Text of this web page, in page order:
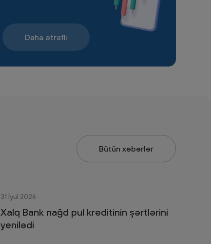
Daha ətraflı
Bütün xəbərlər
31 İyul 2026
Xalq Bank nağd pul kreditinin şərtlərini
yenilədi